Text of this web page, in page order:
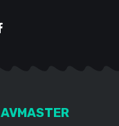
AVMASTER